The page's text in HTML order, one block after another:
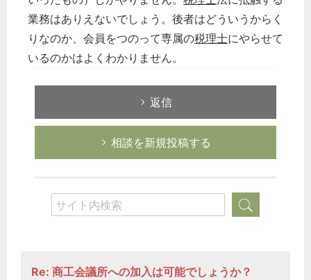
業務はありえないでしょう。後者はどういうからく
りなのか、会員をつのって専属の税理士にやらせて
いるのかはよくわかりません。
返信
相談を新規投稿する
Re: 商工会議所への加入は可能でしょうか？